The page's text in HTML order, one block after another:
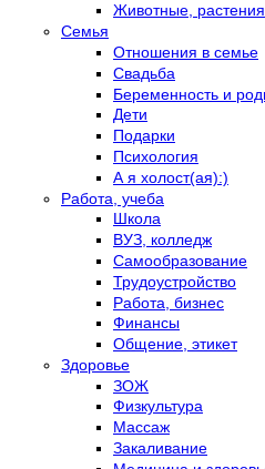
Животные, растения
Семья
Отношения в семье
Свадьба
Беременность и
Дети
Подарки
Психология
А я холост(ая):)
Работа, учеба
Школа
ВУЗ, колледж
Самообразование
Трудоустройство
Работа, бизнес
Финансы
Общение, этикет
Здоровье
ЗОЖ
Физкультура
Массаж
Закаливание